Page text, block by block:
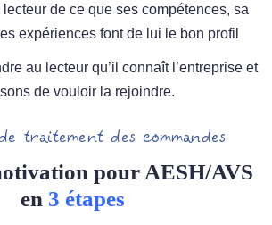
de ce que ses compétences, sa
expériences font de lui le bon profil
au lecteur qu’il connaît l’entreprise et
de vouloir la rejoindre.
traitement des commandes
pour AESH/AVS
en 3 étapes